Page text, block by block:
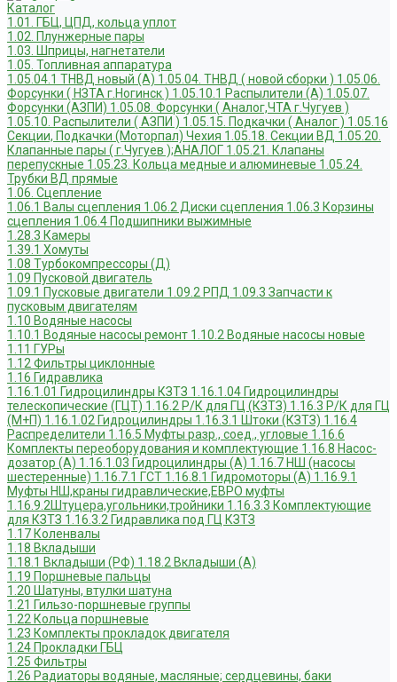
Каталог
1.01. ГБЦ, ЦПД, кольца уплот
1.02. Плунжерные пары
1.03. Шприцы, нагнетатели
1.05. Топливная аппаратура
1.05.04.1 ТНВД новый (А) 1.05.04. ТНВД ( новой сборки ) 1.05.06.
Форсунки ( НЗТА г.Ногинск ) 1.05.10.1 Распылители (А) 1.05.07.
Форсунки (АЗПИ) 1.05.08. Форсунки ( Аналог,ЧТА г.Чугуев )
1.05.10. Распылители ( АЗПИ ) 1.05.15. Подкачки ( Аналог ) 1.05.16
Секции, Подкачки (Моторпал) Чехия 1.05.18. Секции ВД 1.05.20.
Клапанные пары ( г.Чугуев );АНАЛОГ 1.05.21. Клапаны
перепускные 1.05.23. Кольца медные и алюминевые 1.05.24.
Трубки ВД прямые
1.06. Сцепление
1.06.1 Валы сцепления 1.06.2 Диски сцепления 1.06.3 Корзины
сцепления 1.06.4 Подшипники выжимные
1.28.3 Камеры
1.39.1 Хомуты
1.08 Турбокомпрессоры (Д)
1.09 Пусковой двигатель
1.09.1 Пусковые двигатели 1.09.2 РПД 1.09.3 Запчасти к
пусковым двигателям
1.10 Водяные насосы
1.10.1 Водяные насосы ремонт 1.10.2 Водяные насосы новые
1.11 ГУРы
1.12 Фильтры циклонные
1.16 Гидравлика
1.16.1.01 Гидроцилиндры КЗТЗ 1.16.1.04 Гидроцилиндры
телескопические (ГЦТ) 1.16.2 Р/К для ГЦ (КЗТЗ) 1.16.3 Р/К для ГЦ
(М+П) 1.16.1.02 Гидроцилиндры 1.16.3.1 Штоки (КЗТЗ) 1.16.4
Распределители 1.16.5 Муфты разр., соед., угловые 1.16.6
Комплекты переоборудования и комплектующие 1.16.8 Насос-
дозатор (А) 1.16.1.03 Гидроцилиндры (А) 1.16.7 НШ (насосы
шестеренные) 1.16.7.1 ГСТ 1.16.8.1 Гидромоторы (А) 1.16.9.1
Муфты НШ,краны гидравлические,ЕВРО муфты
1.16.9.2Штуцера,угольники,тройники 1.16.3.3 Комплектующие
для КЗТЗ 1.16.3.2 Гидравлика под ГЦ КЗТЗ
1.17 Коленвалы
1.18 Вкладыши
1.18.1 Вкладыши (РФ) 1.18.2 Вкладыши (А)
1.19 Поршневые пальцы
1.20 Шатуны, втулки шатуна
1.21 Гильзо-поршневые группы
1.22 Кольца поршневые
1.23 Комплекты прокладок двигателя
1.24 Прокладки ГБЦ
1.25 Фильтры
1.26 Радиаторы водяные, масляные; сердцевины, баки